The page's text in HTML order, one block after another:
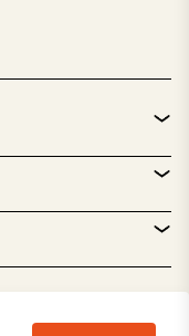
主要提供技术教